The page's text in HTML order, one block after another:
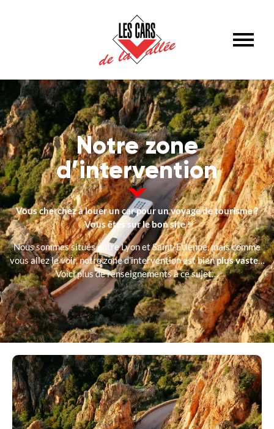
Notre zone
d’intervention
Vous cherchez à louer un car pour un voyage de tourisme ?
Vous êtes sur le bon site !
Nous sommes situés entre Lyon et Saint-Etienne, mais comme
vous allez le voir, notre zone d’intervention est bienplus vaste…
Voici plus de renseignements à ce sujet…